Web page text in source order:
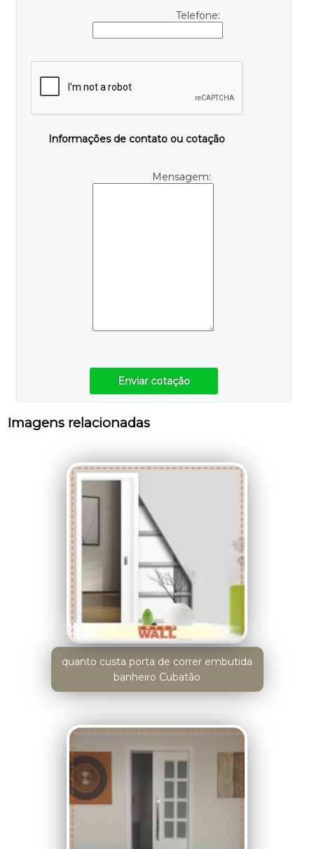
Telefone:
Informações de contato ou cotação
Mensagem:
Enviar cotação
Imagens relacionadas
quanto custa porta de correr embutida
banheiro Cubatão